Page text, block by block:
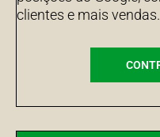
clientes e mais vendas.